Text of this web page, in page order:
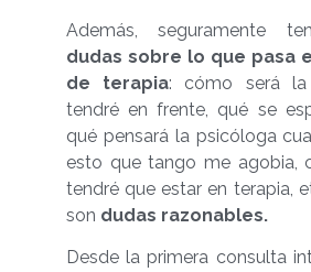
Además, seguramente
dudas sobre lo que pasa
de terapia: cómo será la
tendré en frente, qué se
qué pensará la psicóloga
esto que tango me agobia,
tendré que estar en terapia,
son dudas razonables.
Desde la primera consulta